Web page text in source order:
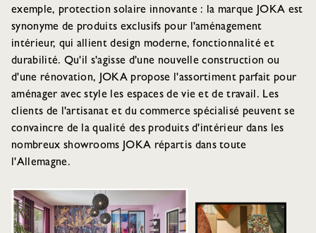
exemple, protection solaire innovante : la marque JOKA est
synonyme de produits exclusifs pour l'aménagement
intérieur, qui allient design moderne, fonctionnalité et
durabilité. Qu'il s'agisse d'une nouvelle construction ou
d'une rénovation, JOKA propose l'assortiment parfait pour
aménager avec style les espaces de vie et de travail. Les
clients de l'artisanat et du commerce spécialisé peuvent se
convaincre de la qualité des produits d'intérieur dans les
nombreux showrooms JOKA répartis dans toute
l'Allemagne.